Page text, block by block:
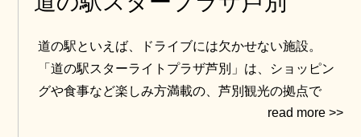
道の駅といえば、ドライブには欠かせない施設。
「道の駅スターライトプラザ芦別」は、ショッピン
グや食事など楽しみ方満載の、芦別観光の拠点で
す。1階売店では特産品を豊富に取り揃えているほ